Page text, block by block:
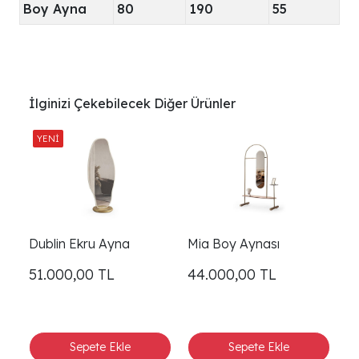
Boy Ayna
80 190 55
İlginizi Çekebilecek Diğer Ürünler
Dublin Ekru Ayna
51.000,00 TL
Mia Boy Aynası
44.000,00 TL